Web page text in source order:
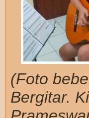
(Foto
Bergitar.